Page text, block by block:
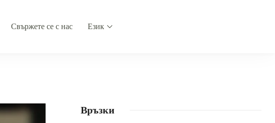
Свържете се с нас Език
Връзки